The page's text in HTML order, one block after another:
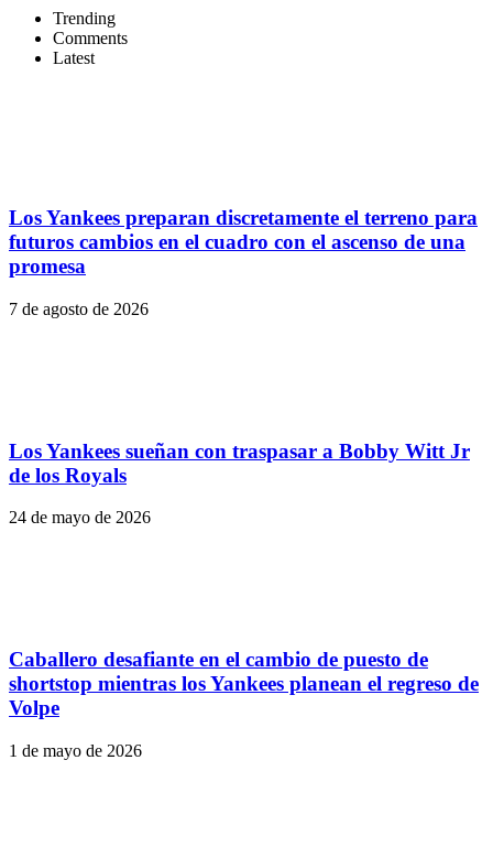
Trending
Comments
Latest
Los Yankees preparan discretamente el terreno para
futuros cambios en el cuadro con el ascenso de una
promesa
7 de agosto de 2026
Los Yankees sueñan con traspasar a Bobby Witt Jr
de los Royals
24 de mayo de 2026
Caballero desafiante en el cambio de puesto de
shortstop mientras los Yankees planean el regreso de
Volpe
1 de mayo de 2026